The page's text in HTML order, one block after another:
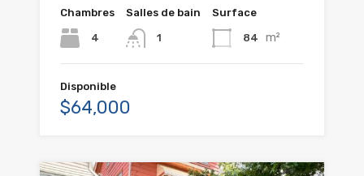
Chambres
4
Salles de bain
1
Surface
84 m²
Disponible
$64,000